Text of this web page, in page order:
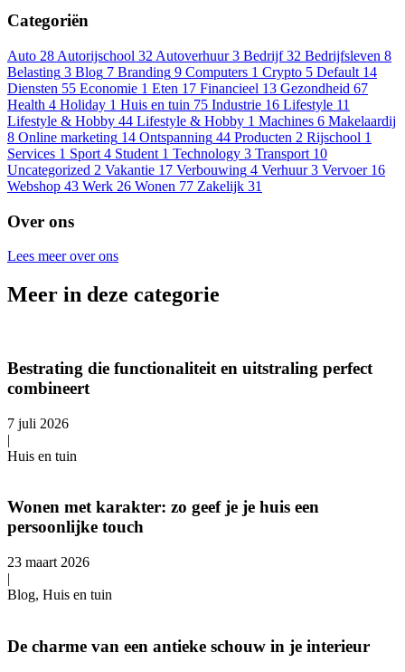
Categoriën
Auto 28 Autorijschool 32 Autoverhuur 3 Bedrijf 32 Bedrijfsleven 8
Belasting 3 Blog 7 Branding 9 Computers 1 Crypto 5 Default 14
Diensten 55 Economie 1 Eten 17 Financieel 13 Gezondheid 67
Health 4 Holiday 1 Huis en tuin 75 Industrie 16 Lifestyle 11
Lifestyle & Hobby 44 Lifestyle & Hobby 1 Machines 6 Makelaardij
8 Online marketing 14 Ontspanning 44 Producten 2 Rijschool 1
Services 1 Sport 4 Student 1 Technology 3 Transport 10
Uncategorized 2 Vakantie 17 Verbouwing 4 Verhuur 3 Vervoer 16
Webshop 43 Werk 26 Wonen 77 Zakelijk 31
Over ons
Lees meer over ons
Meer in deze categorie
Bestrating die functionaliteit en uitstraling perfect
combineert
7 juli 2026
|
Huis en tuin
Wonen met karakter: zo geef je je huis een
persoonlijke touch
23 maart 2026
|
Blog, Huis en tuin
De charme van een antieke schouw in je interieur